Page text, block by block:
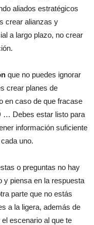
aliados estratégicos
crear alianzas y
a largo plazo, no crear
que no puedes ignorar
crear planes de
en caso de que fracase
… Debes estar listo para
información suficiente
uno.
o preguntas no hay
y piensa en la respuesta
parte que no estás
a la ligera, además de
escenario al que te